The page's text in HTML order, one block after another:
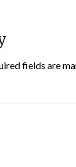
fields are